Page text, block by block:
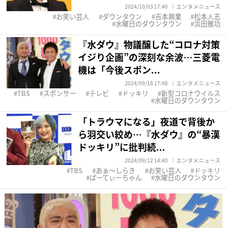
2024/10/03 17:40 エンタメニュース
お笑い芸人 ダウンタウン 吉本興業 松本人志
水曜日のダウンタウン 浜田雅功
『水ダウ』物議醸した“コロナ対策
イジり企画”の深刻な余波…三菱電
機は「今後スポン...
2024/09/18 17:48 エンタメニュース
TBS スポンサー テレビ ドッキリ 新型コロナウイルス
水曜日のダウンタウン
「トラウマになる」夜道で背後か
ら羽交い絞め…『水ダウ』の“暴漢
ドッキリ”に批判続...
2024/09/12 14:40 エンタメニュース
TBS あぁ〜しらき お笑い芸人 ドッキリ
ぱーてぃーちゃん 水曜日のダウンタウン